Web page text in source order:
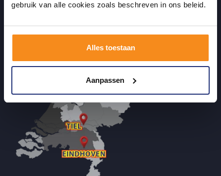
gebruik van alle cookies zoals beschreven in ons beleid.
Alles toestaan
Aanpassen